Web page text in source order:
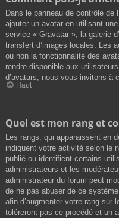
Dans le panneau de contrôle de
ajouter un avatar en utilisant
service « Gravatar », la galerie
transfert d’images locales. Les
ou non la fonctionnalité des
rendre disponible aux
d’avatars, nous vous invitons à
Haut
Quel est mon rang et
Les rangs, qui apparaissent en
indiquent votre activité selon le
publié ou identifient certains
administrateurs et les
administrateur du forum peut
de ne pas abuser de ce
afin d’augmenter votre rang sur
toléreront pas ce procédé et un